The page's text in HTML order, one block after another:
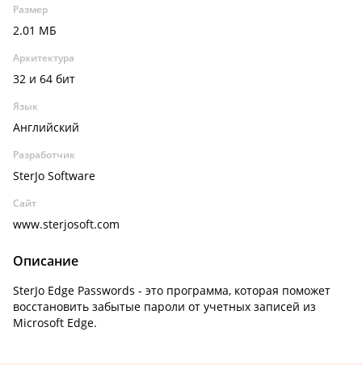
Размер
2.01 МБ
Архитектура
32 и 64 бит
Язык
Английский
Разработчик
SterJo Software
Сайт
www.sterjosoft.com
Описание
SterJo Edge Passwords - это программа, которая поможет
восстановить забытые пароли от учетных записей из
Microsoft Edge.